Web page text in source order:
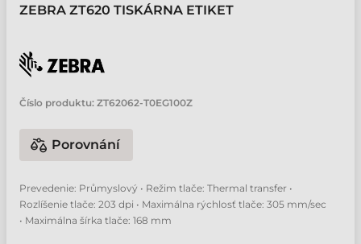
ZEBRA ZT620 TISKÁRNA ETIKET
Číslo produktu: ZT62062-T0EG100Z
Porovnání
Prevedenie: Průmyslový • Režim tlače: Thermal transfer •
Rozlíšenie tlače: 203 dpi • Maximálna rýchlosť tlače: 305 mm/sec
• Maximálna šírka tlače: 168 mm